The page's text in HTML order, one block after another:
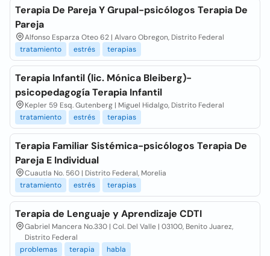
Terapia De Pareja Y Grupal-psicólogos Terapia De
Pareja
Alfonso Esparza Oteo 62 | Alvaro Obregon, Distrito Federal
tratamiento
estrés terapias
Terapia Infantil (lic. Mónica Bleiberg)-
psicopedagogía Terapia Infantil
Kepler 59 Esq. Gutenberg | Miguel Hidalgo, Distrito Federal
tratamiento
estrés terapias
Terapia Familiar Sistémica-psicólogos Terapia De
Pareja E Individual
Cuautla No. 560 | Distrito Federal, Morelia
tratamiento
estrés terapias
Terapia de Lenguaje y Aprendizaje CDTI
Gabriel Mancera No.330 | Col. Del Valle | 03100, Benito Juarez,
Distrito Federal
problemas
terapia habla